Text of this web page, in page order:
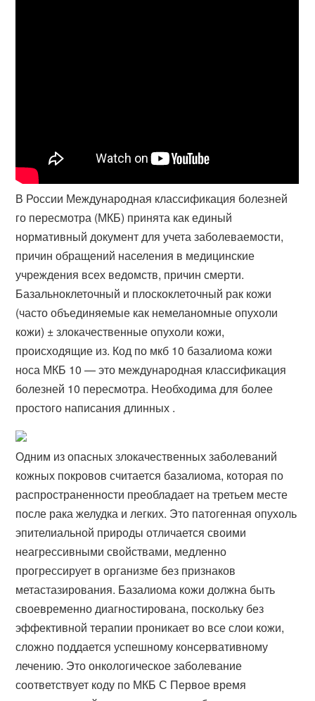
В России Международная классификация болезней
го пересмотра (МКБ) принята как единый
нормативный документ для учета заболеваемости,
причин обращений населения в медицинские
учреждения всех ведомств, причин смерти.
Базальноклеточный и плоскоклеточный рак кожи
(часто объединяемые как немеланомные опухоли
кожи) ± злокачественные опухоли кожи,
происходящие из. Код по мкб 10 базалиома кожи
носа МКБ 10 — это международная классификация
болезней 10 пересмотра. Необходима для более
простого написания длинных .
Одним из опасных злокачественных заболеваний
кожных покровов считается базалиома, которая по
распространенности преобладает на третьем месте
после рака желудка и легких. Это патогенная опухоль
эпителиальной природы отличается своими
неагрессивными свойствами, медленно
прогрессирует в организме без признаков
метастазирования. Базалиома кожи должна быть
своевременно диагностирована, поскольку без
эффективной терапии проникает во все слои кожи,
сложно поддается успешному консервативному
лечению. Это онкологическое заболевание
соответствует коду по МКБ С Первое время